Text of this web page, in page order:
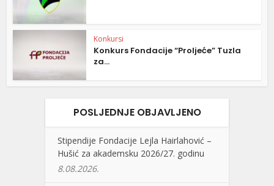
Konkursi
Konkurs Fondacije “Proljeće” Tuzla
za...
POSLJEDNJE OBJAVLJENO
Stipendije Fondacije Lejla Hairlahović –
Hušić za akademsku 2026/27. godinu
8.08.2026.